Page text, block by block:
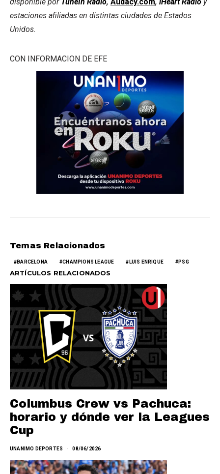
disponible por TuneIn Radio, Audacy.com, iHeart Radio y
estaciones afiliadas en distintas ciudades de Estados
Unidos.
CON INFORMACION DE EFE
Temas Relacionados
BARCELONA CHAMPIONS LEAGUE LUIS ENRIQUE PSG
ARTÍCULOS RELACIONADOS
Columbus Crew vs Pachuca:
horario y dónde ver la Leagues
Cup
UNANIMO DEPORTES 08/06/2026